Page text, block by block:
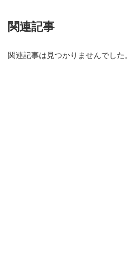
関連記事
関連記事は見つかりませんでした。